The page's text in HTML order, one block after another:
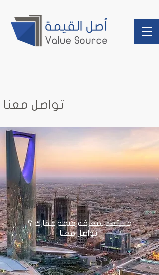
تواصل معنا
مستعد لمعرفة قيمة عقارك ؟
تواصل معنا